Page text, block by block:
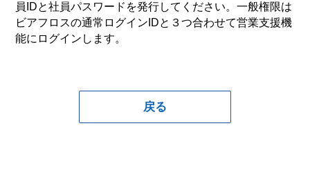
員IDと社員パスワードを発行してください。一般権限は
ビアフロスの通常ログインIDと３つ合わせて営業支援機
能にログインします。
戻る